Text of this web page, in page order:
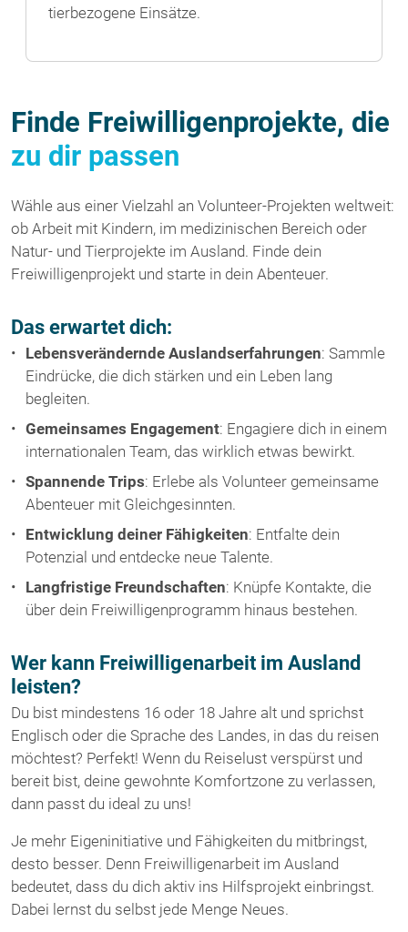
tierbezogene Einsätze.
Finde Freiwilligenprojekte, die
zu dir passen
Wähle aus einer Vielzahl an Volunteer-Projekten weltweit:
ob Arbeit mit Kindern, im medizinischen Bereich oder
Natur- und Tierprojekte im Ausland. Finde dein
Freiwilligenprojekt und starte in dein Abenteuer.
Das erwartet dich:
Lebensverändernde Auslandserfahrungen: Sammle
Eindrücke, die dich stärken und ein Leben lang
begleiten.
Gemeinsames Engagement: Engagiere dich in einem
internationalen Team, das wirklich etwas bewirkt.
Spannende Trips: Erlebe als Volunteer gemeinsame
Abenteuer mit Gleichgesinnten.
Entwicklung deiner Fähigkeiten: Entfalte dein
Potenzial und entdecke neue Talente.
Langfristige Freundschaften: Knüpfe Kontakte, die
über dein Freiwilligenprogramm hinaus bestehen.
Wer kann Freiwilligenarbeit im Ausland
leisten?
Du bist mindestens 16 oder 18 Jahre alt und sprichst
Englisch oder die Sprache des Landes, in das du reisen
möchtest? Perfekt! Wenn du Reiselust verspürst und
bereit bist, deine gewohnte Komfortzone zu verlassen,
dann passt du ideal zu uns!
Je mehr Eigeninitiative und Fähigkeiten du mitbringst,
desto besser. Denn Freiwilligenarbeit im Ausland
bedeutet, dass du dich aktiv ins Hilfsprojekt einbringst.
Dabei lernst du selbst jede Menge Neues.